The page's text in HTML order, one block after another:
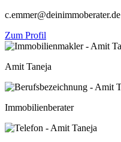
c.emmer@deinimmoberater.de
Zum Profil
Amit Taneja
Immobilienberater